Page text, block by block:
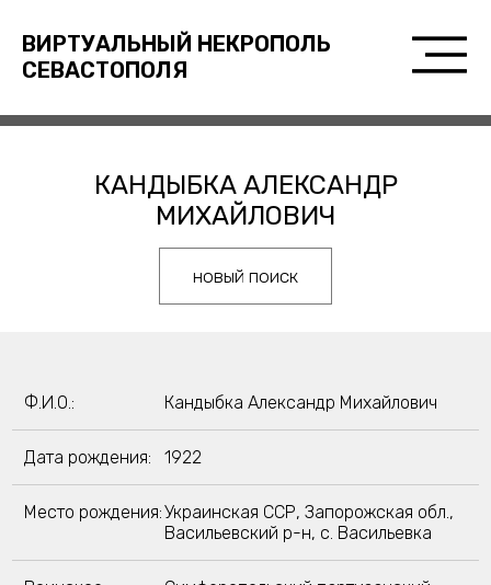
ВИРТУАЛЬНЫЙ НЕКРОПОЛЬ
СЕВАСТОПОЛЯ
КАНДЫБКА АЛЕКСАНДР
МИХАЙЛОВИЧ
новый поиск
Ф.И.О.: Кандыбка Александр Михайлович
Дата рождения: 1922
Место рождения:Украинская ССР, Запорожская обл.,
Васильевский р-н, с. Васильевка